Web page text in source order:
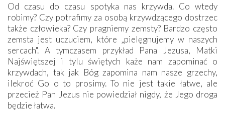
Od czasu do czasu spotyka nas krzywda. Co wtedy
robimy? Czy potrafimy za osobą krzywdzącego dostrzec
także człowieka? Czy pragniemy zemsty? Bardzo często
zemsta jest uczuciem, które „pielęgnujemy w naszych
sercach". A tymczasem przykład Pana Jezusa, Matki
Najświętszej i tylu świętych każe nam zapominać o
krzywdach, tak jak Bóg zapomina nam nasze grzechy,
ilekroć Go o to prosimy. To nie jest takie łatwe, ale
przecież Pan Jezus nie powiedział nigdy, że Jego droga
będzie łatwa.